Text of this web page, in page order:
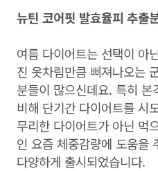
뉴틴 코어핏 발효율피 추출
여름 다이어트는 선택이 아
진 옷차림만큼 삐져나오는
분들이 많으신데요. 특히
비해 단기간 다이어트를 시
무리한 다이어트가 아닌 먹
인 요즘 체중감량에 도움을
다양하게 출시되었습니다.